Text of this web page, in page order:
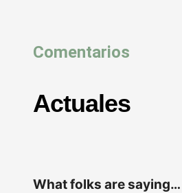
Comentarios
Actuales
What folks are saying…